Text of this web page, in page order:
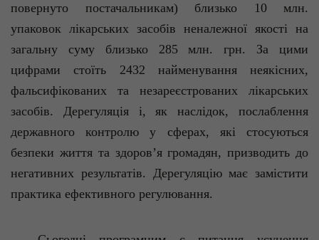
повернуто постачальникам) близько 10 млн.
упаковок лікарських засобів неналежної якості на
загальну суму близько 285 млн. грн. За цими
цифрами стоїть 2432 найменування неякісних,
фальсифікованих та незареєстрованих лікарських
засобів. Дерегуляція і, як наслідок, послаблення
державного контролю у сферах, які стосуються
безпеки життя та здоров’я громадян, призводить до
негативних результатів. Дерегуляцію має замістити
практика ефективного регулювання.